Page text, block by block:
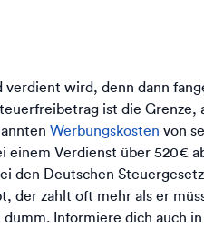
wird, denn dann
ist die Grenze,
Werbungskosten von
einem Verdienst über 520€
den Deutschen
der zahlt oft mehr als er
Informiere dich auch